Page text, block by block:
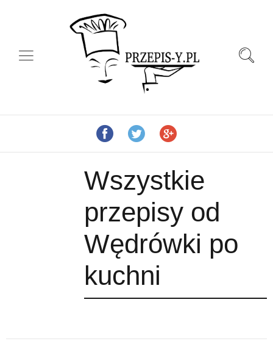
Wszystkie
przepisy od
Wędrówki po
kuchni